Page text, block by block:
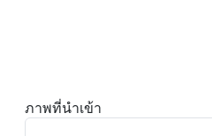
ภาพที่นำเข้า